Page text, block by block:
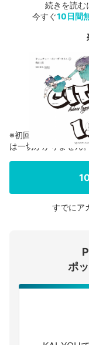
続きを読む
今すぐ10日間
※初回登録の方に限
は一切かかりません
すでにア
ポ